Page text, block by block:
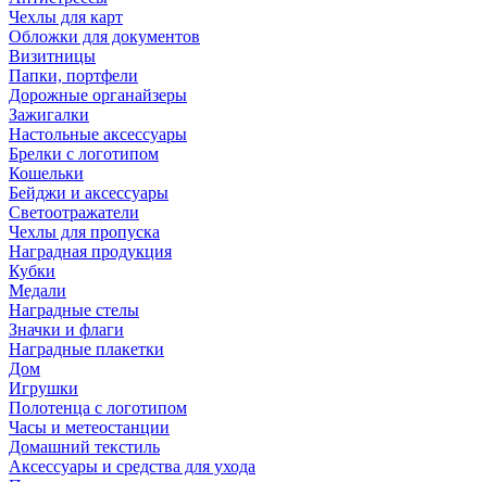
Чехлы для карт
Обложки для документов
Визитницы
Папки, портфели
Дорожные органайзеры
Зажигалки
Настольные аксессуары
Брелки с логотипом
Кошельки
Бейджи и аксессуары
Светоотражатели
Чехлы для пропуска
Наградная продукция
Кубки
Медали
Наградные стелы
Значки и флаги
Наградные плакетки
Дом
Игрушки
Полотенца с логотипом
Часы и метеостанции
Домашний текстиль
Аксессуары и средства для ухода